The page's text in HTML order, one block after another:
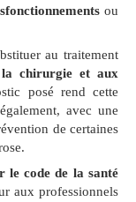
ou
au traitement
chirurgie et aux
posé rend cette
avec une
de certaines
le code de la santé
aux professionnels